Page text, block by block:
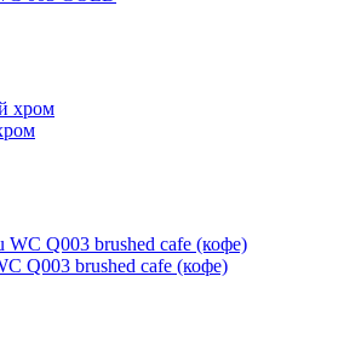
Q003 brushed cafe (кофе)